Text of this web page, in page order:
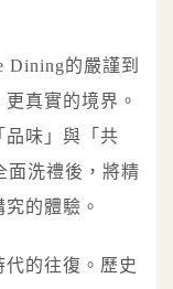
Dining的嚴謹到
真實的境界。
品味」與「共
洗禮後，將精
的體驗。
的往復。歷史